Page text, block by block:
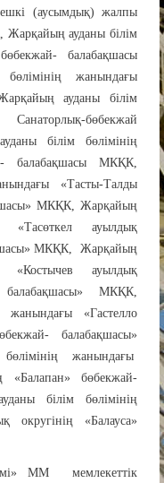
(аусымдық) жалпы
Жарқайың ауданы білім
балабақшасы
жанындағы
ауданы білім
бөбекжай
білім бөлімінің
балабақшасы МКҚК,
«Тасты-Талды
МКҚК, Жарқайың
«Тасөткел ауылдық
МКҚК, Жарқайың
«Костычев ауылдық
балабақшасы» МКҚК,
жанындағы «Гастелло
балабақшасы»
жанындағы
«Балапан» бөбекжай-
білім бөлімінің
«Балауса»
ММ мемлекеттік